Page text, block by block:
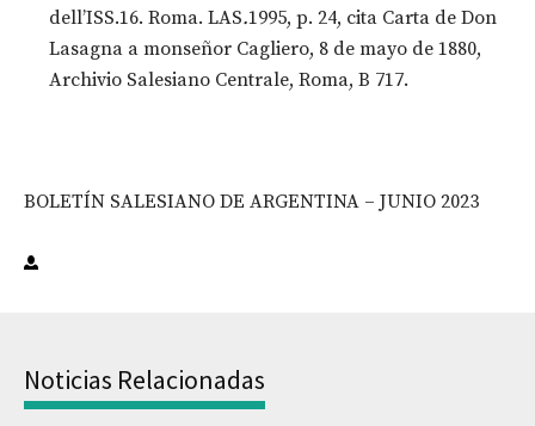
dell’ISS.16. Roma. LAS.1995, p. 24, cita Carta de Don
Lasagna a monseñor Cagliero, 8 de mayo de 1880,
Archivio Salesiano Centrale, Roma, B 717.
BOLETÍN SALESIANO DE ARGENTINA – JUNIO 2023
Noticias Relacionadas